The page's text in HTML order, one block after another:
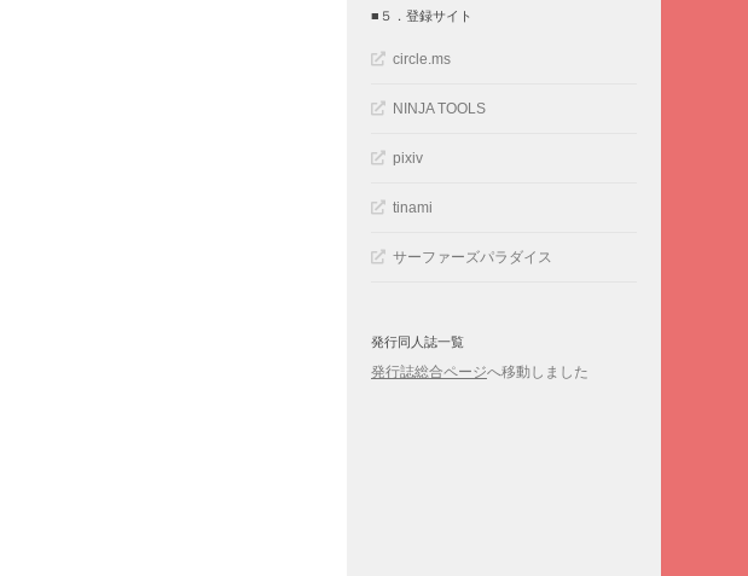
■５．登録サイト
circle.ms
NINJA TOOLS
pixiv
tinami
サーファーズパラダイス
発行同人誌一覧
発行誌総合ページへ移動しました